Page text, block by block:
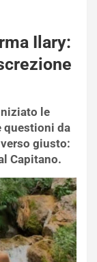
Ilary:
le
questioni da
giusto:
Capitano.